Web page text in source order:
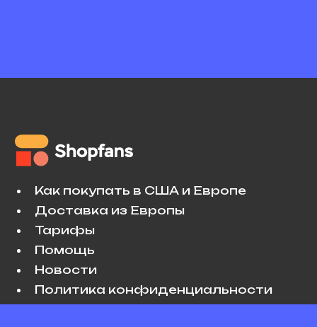
Как покупать в США и Европе
Доставка из Европы
Тарифы
Помощь
Новости
Политика конфиденциальности